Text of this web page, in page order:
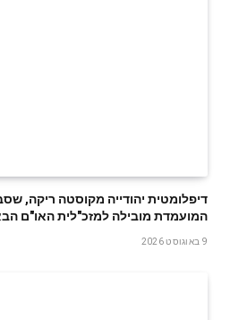
דיפלומטית יהודייה מקוסטה ריקה,
המועמדת מובילה למזכ"לית האו"ם
9 באוגוסט 2026